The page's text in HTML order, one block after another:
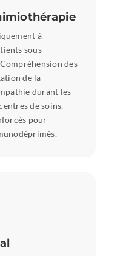
à
sous
des
de la
durant les
de soins.
pour